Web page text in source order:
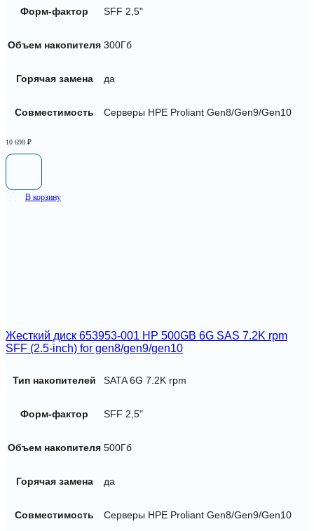
Форм-фактор SFF 2,5"
Объем накопителя 300Гб
Горячая замена да
Совместимость Серверы HPE Proliant Gen8/Gen9/Gen10
10 698 ₽
В корзину
Жесткий диск 653953-001 HP 500GB 6G SAS 7.2K rpm
SFF (2.5-inch) for gen8/gen9/gen10
Тип накопителей SATA 6G 7.2K rpm
Форм-фактор SFF 2,5"
Объем накопителя 500Гб
Горячая замена да
Совместимость Серверы HPE Proliant Gen8/Gen9/Gen10